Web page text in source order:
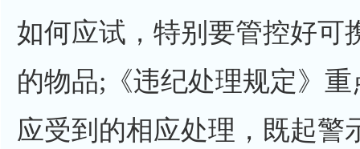
如何应试，特别要管控好可
的物品;《违纪处理规定》
应受到的相应处理，既起警